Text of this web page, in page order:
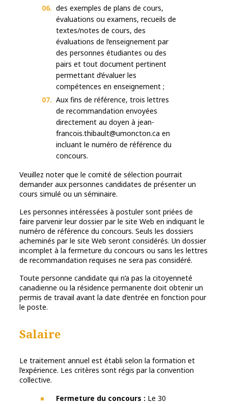
des exemples de plans de cours,
évaluations ou examens, recueils de
textes/notes de cours, des
évaluations de l’enseignement par
des personnes étudiantes ou des
pairs et tout document pertinent
permettant d’évaluer les
compétences en enseignement ;
Aux fins de référence, trois lettres
de recommandation envoyées
directement au doyen à jean-
francois.thibault@umoncton.ca en
incluant le numéro de référence du
concours.
Veuillez noter que le comité de sélection pourrait
demander aux personnes candidates de présenter un
cours simulé ou un séminaire.
Les personnes intéressées à postuler sont priées de
faire parvenir leur dossier par le site Web en indiquant le
numéro de référence du concours. Seuls les dossiers
acheminés par le site Web seront considérés. Un dossier
incomplet à la fermeture du concours ou sans les lettres
de recommandation requises ne sera pas considéré.
Toute personne candidate qui n’a pas la citoyenneté
canadienne ou la résidence permanente doit obtenir un
permis de travail avant la date d’entrée en fonction pour
le poste.
Salaire
Le traitement annuel est établi selon la formation et
l’expérience. Les critères sont régis par la convention
collective.
Fermeture du concours : Le 30